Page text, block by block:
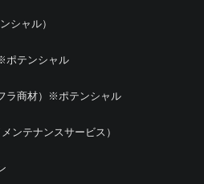
シャル）
ポテンシャル
ラ商材）※ポテンシャル
ンテナンスサービス）